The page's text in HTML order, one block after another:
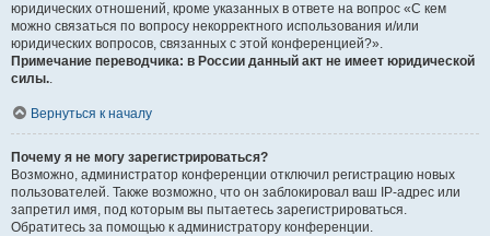
юридических отношений, кроме указанных в ответе на вопрос «С кем
можно связаться по вопросу некорректного использования и/или
юридических вопросов, связанных с этой конференцией?».
Примечание переводчика: в России данный акт не имеет юридической
силы..
Вернуться к началу
Почему я не могу зарегистрироваться?
Возможно, администратор конференции отключил регистрацию новых
пользователей. Также возможно, что он заблокировал ваш IP-адрес или
запретил имя, под которым вы пытаетесь зарегистрироваться.
Обратитесь за помощью к администратору конференции.